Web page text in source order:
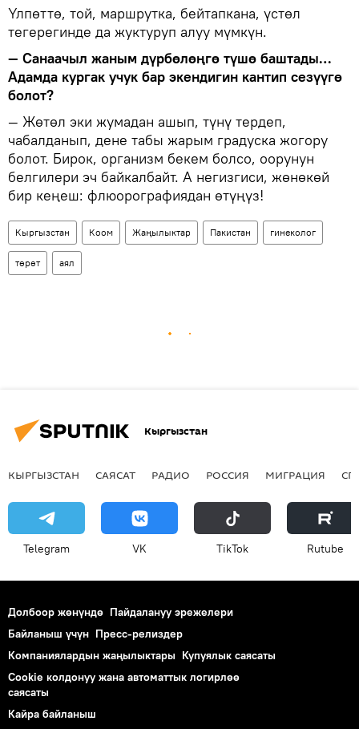
Үлпөттө, той, маршрутка, бейтапкана, үстөл
тегерегинде да жуктуруп алуу мүмкүн.
— Санаачыл жаным дүрбөлөңгө түшө баштады…
Адамда кургак учук бар экендигин кантип сезүүгө
болот?
— Жөтөл эки жумадан ашып, түнү тердеп,
чабалданып, дене табы жарым градуска жогору
болот. Бирок, организм бекем болсо, оорунун
белгилери эч байкалбайт. А негизгиси, жөнөкөй
бир кеңеш: флюорографиядан өтүңүз!
Кыргызстан Коом Жаңылыктар Пакистан гинеколог
төрөт аял
Кыргызстан
КЫРГЫЗСТАН САЯСАТ РАДИО РОССИЯ МИГРАЦИЯ
Telegram VK ТikТоk Rutube
Долбоор жөнүндө Пайдалануу эрежелери
Байланыш үчүн Пресс-релиздер
Компаниялардын жаңылыктары Купуялык саясаты
Cookie колдонуу жана автоматтык логирлөө
саясаты
Кайра байланыш